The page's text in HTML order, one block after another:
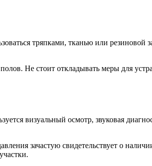
тряпками, тканью или резиновой
Не стоит откладывать меры для
визуальный осмотр, звуковая
зачастую свидетельствует о